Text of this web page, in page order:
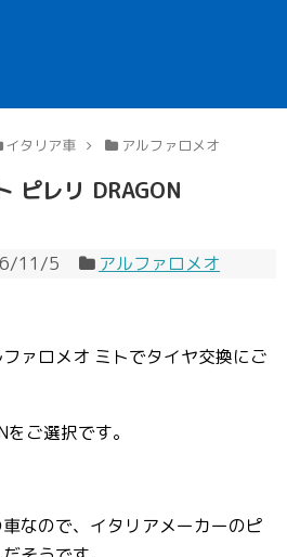
イタリア車 アルファロメオ
ピレリ DRAGON
11/5 アルファロメオ
ァロメオ ミトでタイヤ交換にご
ご選択です。
なので、イタリアメーカーのピ